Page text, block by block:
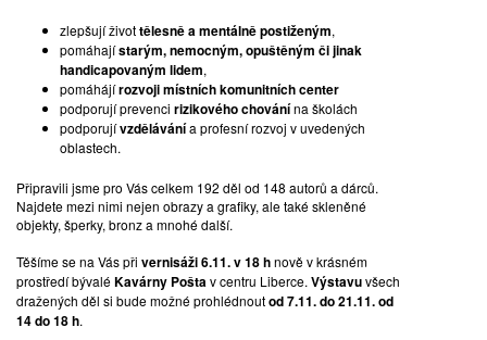
zlepšují živottělesně a mentálně postiženým,
pomáhajístarým, nemocným, opuštěným či jinak
handicapovaným lidem,
pomáhájírozvoji místních komunitních center
podporují prevenci rizikového chovánína školách
podporujívzdělávánía profesní rozvoj v uvedených
oblastech.
Připravili jsme pro Vás celkem 192 děl od 148 autorů a dárců.
Najdete mezi nimi nejen obrazy a grafiky, ale také skleněné
objekty, šperky, bronz a mnohé další.
Těšíme se na Vás při vernisáži 6.11. v 18 hnově v krásném
prostředí bývaléKavárny Poštav centru Liberce. Výstavuvšech
dražených děl si bude možné prohlédnoutod 7.11. do 21.11. od
14 do 18 h.